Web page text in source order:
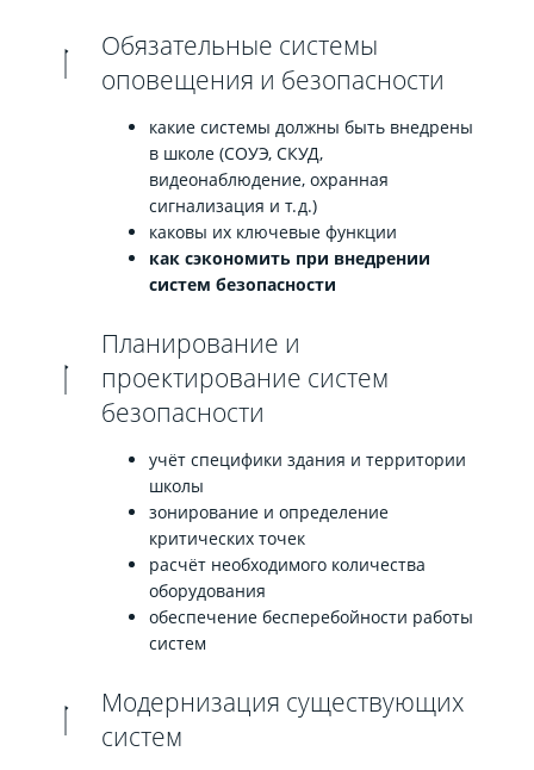
Обязательные системы
оповещения и безопасности
какие системы должны быть внедрены
в школе (СОУЭ, СКУД,
видеонаблюдение, охранная
сигнализация и т. д.)
каковы их ключевые функции
как сэкономить при внедрении
систем безопасности
Планирование и
проектирование систем
безопасности
учёт специфики здания и территории
школы
зонирование и определение
критических точек
расчёт необходимого количества
оборудования
обеспечение бесперебойности работы
систем
Модернизация существующих
систем